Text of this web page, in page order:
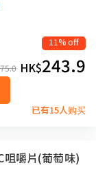
11% off
HK$243.9
已有15人购买
咀嚼片(葡萄味)